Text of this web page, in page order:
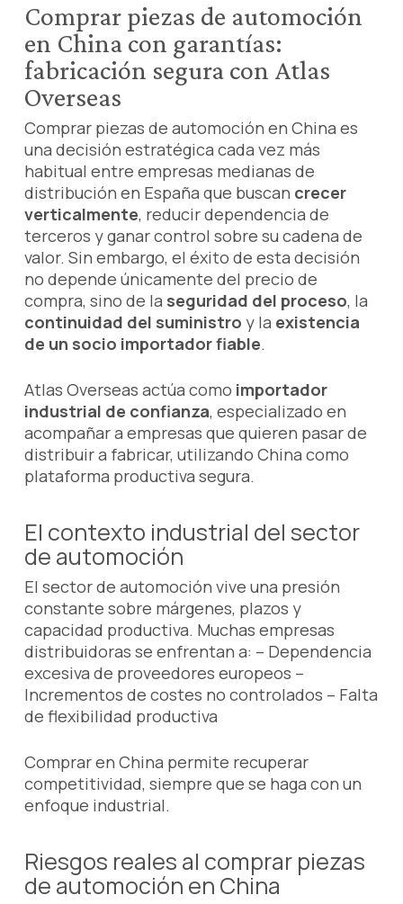
Comprar piezas de automoción
en China con garantías:
fabricación segura con Atlas
Overseas
Comprar piezas de automoción en China es
una decisión estratégica cada vez más
habitual entre empresas medianas de
distribución en España que buscan crecer
verticalmente, reducir dependencia de
terceros y ganar control sobre su cadena de
valor. Sin embargo, el éxito de esta decisión
no depende únicamente del precio de
compra, sino de la seguridad del proceso, la
continuidad del suministro y la existencia
de un socio importador fiable.
Atlas Overseas actúa como importador
industrial de confianza, especializado en
acompañar a empresas que quieren pasar de
distribuir a fabricar, utilizando China como
plataforma productiva segura.
El contexto industrial del sector
de automoción
El sector de automoción vive una presión
constante sobre márgenes, plazos y
capacidad productiva. Muchas empresas
distribuidoras se enfrentan a: – Dependencia
excesiva de proveedores europeos –
Incrementos de costes no controlados – Falta
de flexibilidad productiva
Comprar en China permite recuperar
competitividad, siempre que se haga con un
enfoque industrial.
Riesgos reales al comprar piezas
de automoción en China